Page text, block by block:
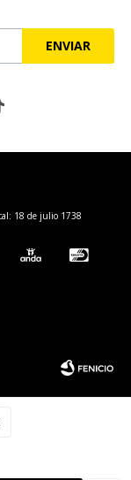
ENVIAR
18 de julio 1738